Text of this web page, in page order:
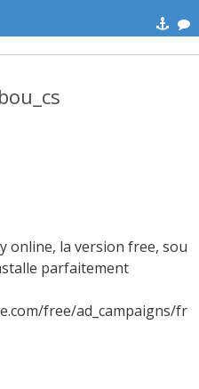
online, la version free, sou
parfaitement
free/ad_campaigns/fr